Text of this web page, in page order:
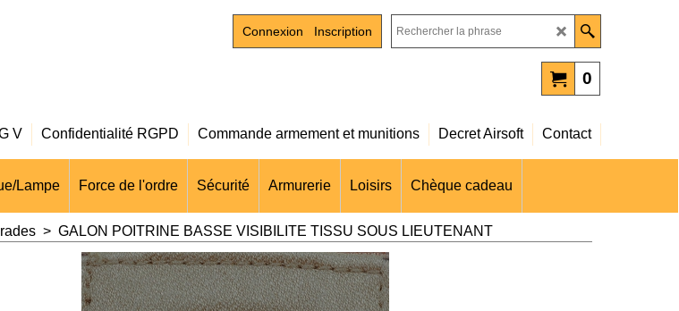
Connexion Inscription
0
V Confidentialité RGPD Commande armement et munitions Decret Airsoft Contact
Lampe Force de l'ordre Sécurité Armurerie Loisirs Chèque cadeau
> GALON POITRINE BASSE VISIBILITE TISSU SOUS LIEUTENANT